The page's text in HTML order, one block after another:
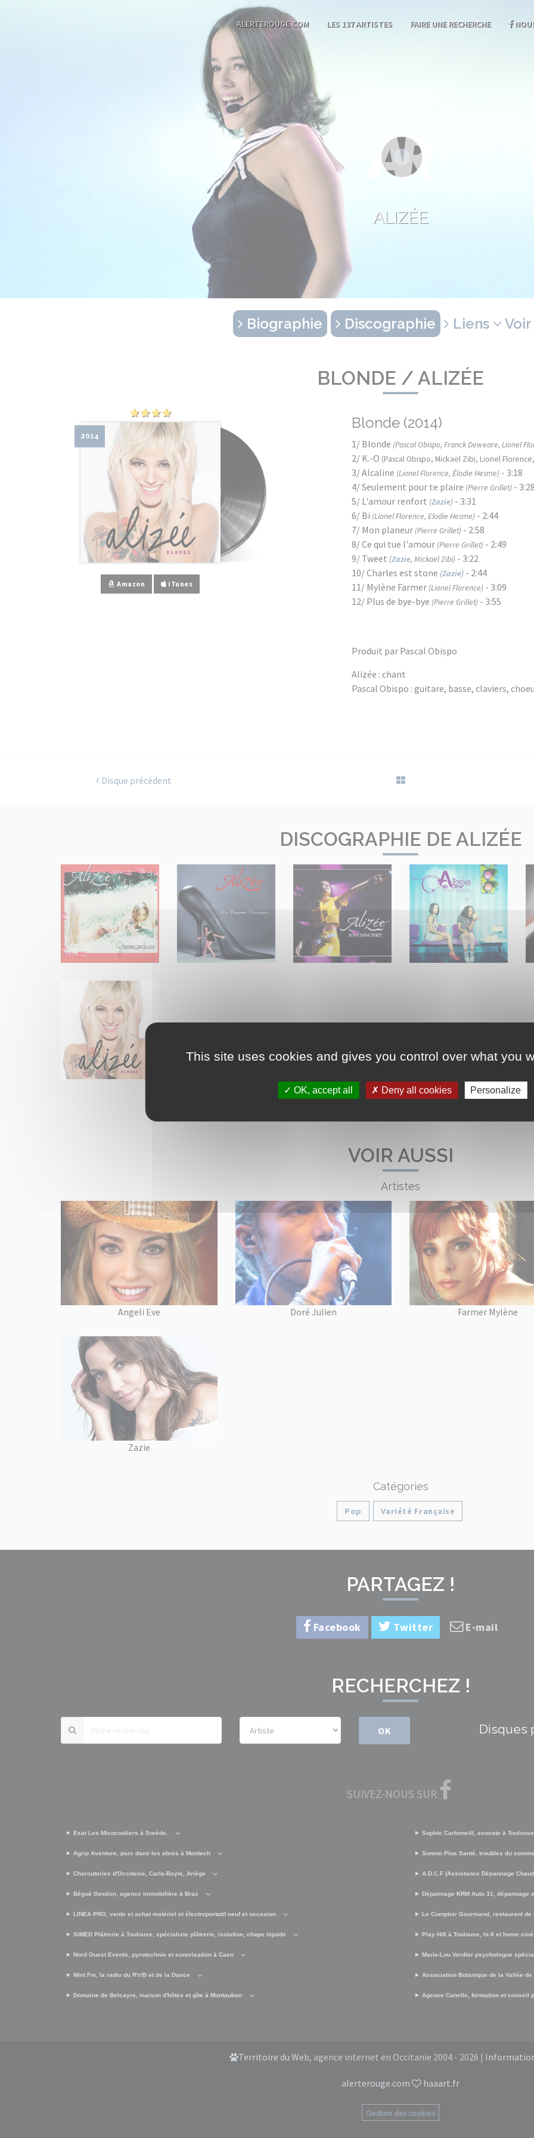
ALERTEROUGE.COM LES 137 ARTISTES FAIRE UNE RECHERCHE
ALIZÉE
Biographie Discographie Liens Voir
BLONDE / ALIZÉE
2014
Amazon iTunes
Blonde (2014)
1/ Blonde (Pascal Obispo, Franck Deweare, Lionel
2/ K.-O (Pascal Obispo, Mickaël Zibi, Lionel
3/ Alcaline (Lionel Florence, Élodie Hesme) - 3:18
4/ Seulement pour te plaire (Pierre Grillet) -
5/ L'amour renfort (Zazie) - 3:31
6/ Bi (Lionel Florence, Elodie Hesme) - 2:44
7/ Mon planeur (Pierre Grillet) - 2:58
8/ Ce qui tue l'amour (Pierre Grillet) - 2:49
9/ Tweet (Zazie, Mickaël Zibi) - 3:22
10/ Charles est stone (Zazie) - 2:44
11/ Mylène Farmer (Lionel Florence) - 3:09
12/ Plus de bye-bye (Pierre Grillet) - 3:55
Produit par Pascal Obispo
Alizée : chant
Pascal Obispo : guitare, basse, claviers,
Disque précédent
DISCOGRAPHIE DE ALIZÉE
VOIR AUSSI
Artistes
Angeli Eve Doré Julien Farmer Mylène
Zazie
Catégories
Pop Variété Française
PARTAGEZ !
Facebook Twitter E-mail
RECHERCHEZ !
OK Disques
SUIVEZ-NOUS SUR
Esat Les Micocouliers à Sorède.
Agrip Aventure, parc dans les abres à Montech
Charcuteries d'Occitanie, Carla-Bayle, Ariège
Bégué Gestion, agence immobilière à Brax
LINEA PRO, vente et achat matériel et électroportatif neuf et occasion
SIMED Plâtrerie à Toulouse, spécialiste plâtrerie, isolation, chape liquide
Nord Ouest Events, pyrotechnie et sonorisation à Caen
Mint Fm, la radio du R'n'B et de la Dance
Domaine de Belcayre, maison d'hôtes et gîte à Montauban
Sophie Carboneill, avocate à Toulouse
Somno Plus Santé, troubles du
A.D.C.F (Assistance Dépannage
Dépannage KRM Auto 31, dépannage
Le Comptoir Gourmand, restaurant
Play Hifi à Toulouse, hi-fi et home
Marie-Lou Verdier psychologue
Association Botanique de la Vallée
Agence Canelle, formation et conseil
Territoire du Web, agence internet en Occitanie 2004 - 2026 |
alerterouge.com haaart.fr
Gestion des cookies
This site uses cookies and gives you control over what you
OK, accept all Deny all cookies Personalize